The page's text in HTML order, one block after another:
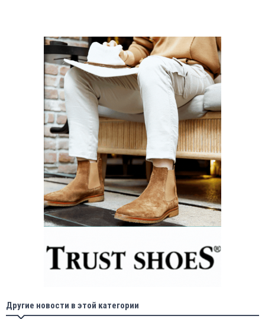
Другие новости в этой категории